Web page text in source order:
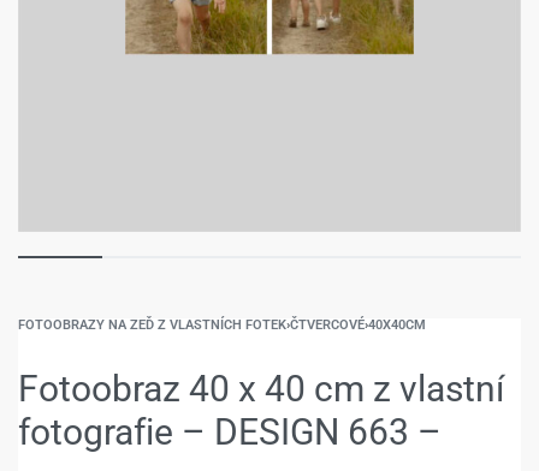
FOTOOBRAZY NA ZEĎ Z VLASTNÍCH FOTEK›ČTVERCOVÉ›40X40CM
Fotoobraz 40 x 40 cm z vlastní
fotografie – DESIGN 663 –